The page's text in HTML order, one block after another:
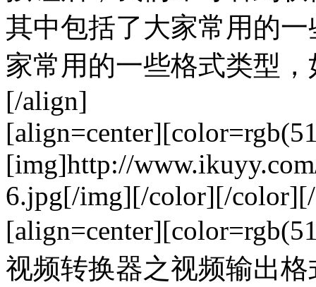
其中包括了大家常用的
家常用的一些格式类型
[/align]
[img]http://
6.jpg[/img][/color][/
视频转换器之视频输出